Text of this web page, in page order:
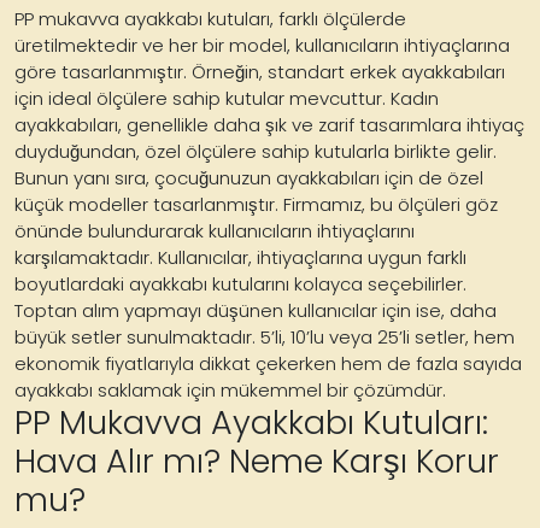
PP mukavva ayakkabı kutuları, farklı ölçülerde
üretilmektedir ve her bir model, kullanıcıların ihtiyaçlarına
göre tasarlanmıştır. Örneğin, standart erkek ayakkabıları
için ideal ölçülere sahip kutular mevcuttur. Kadın
ayakkabıları, genellikle daha şık ve zarif tasarımlara ihtiyaç
duyduğundan, özel ölçülere sahip kutularla birlikte gelir.
Bunun yanı sıra, çocuğunuzun ayakkabıları için de özel
küçük modeller tasarlanmıştır. Firmamız, bu ölçüleri göz
önünde bulundurarak kullanıcıların ihtiyaçlarını
karşılamaktadır. Kullanıcılar, ihtiyaçlarına uygun farklı
boyutlardaki ayakkabı kutularını kolayca seçebilirler.
Toptan alım yapmayı düşünen kullanıcılar için ise, daha
büyük setler sunulmaktadır. 5’li, 10’lu veya 25’li setler, hem
ekonomik fiyatlarıyla dikkat çekerken hem de fazla sayıda
ayakkabı saklamak için mükemmel bir çözümdür.
PP Mukavva Ayakkabı Kutuları:
Hava Alır mı? Neme Karşı Korur
mu?